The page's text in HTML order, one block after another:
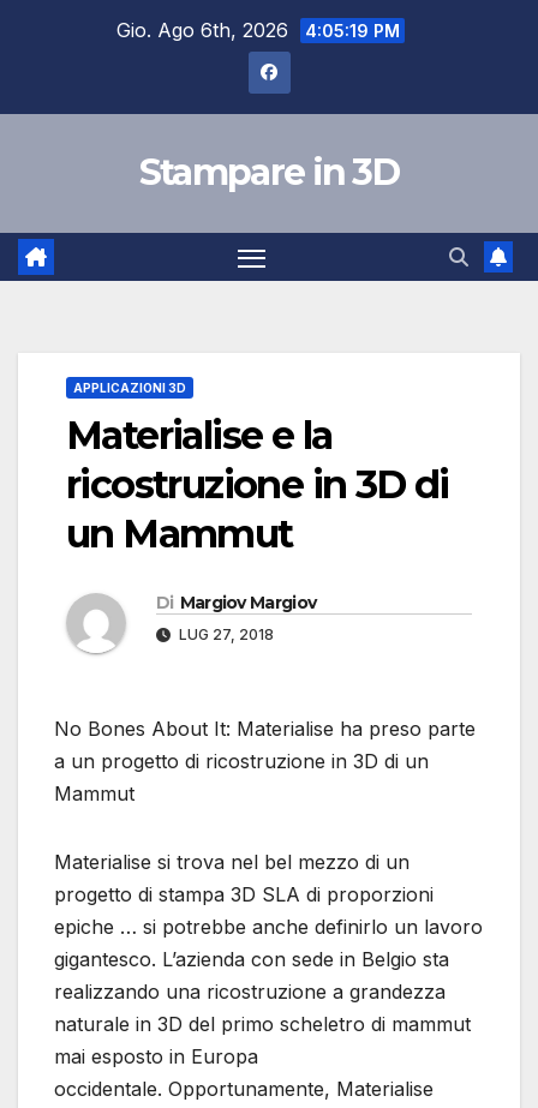
Gio. Ago 6th, 2026 4:05:20 PM
Stampare in 3D
APPLICAZIONI 3D
Materialise e la
ricostruzione in 3D di
un Mammut
Di Margiov Margiov
LUG 27, 2018
No Bones About It: Materialise ha preso parte
a un progetto di ricostruzione in 3D di un
Mammut
Materialise si trova nel bel mezzo di un
progetto di stampa 3D SLA di proporzioni
epiche … si potrebbe anche definirlo un lavoro
gigantesco. L’azienda con sede in Belgio sta
realizzando una ricostruzione a grandezza
naturale in 3D del primo scheletro di mammut
mai esposto in Europa
occidentale. Opportunamente, Materialise